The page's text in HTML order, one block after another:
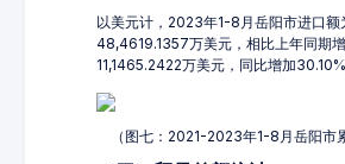
以美元计，2023年1-8月岳阳市进口额
48,4619.1357万美元，相比上年同期
11,1465.2422万美元，同比增加30.10%
（图七：2021-2023年1-8月岳阳市